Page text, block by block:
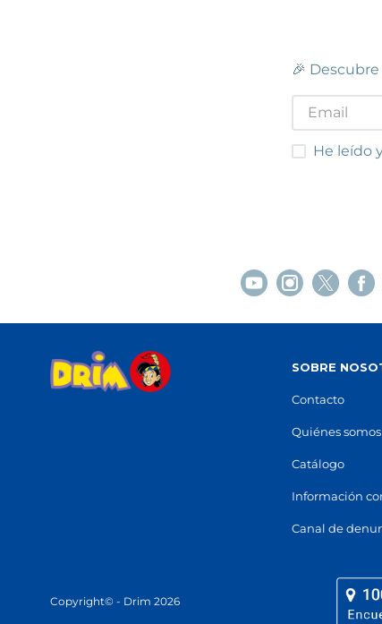
🎉
He leído y
He leído
SOBRE
Contacto
Quiénes somos
Catálogo
Información
Canal de
Copyright© - Drim 2026